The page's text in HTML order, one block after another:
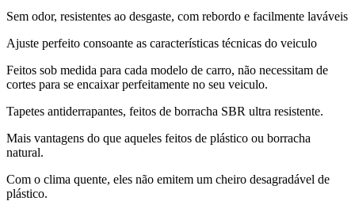
Sem odor, resistentes ao desgaste, com rebordo e facilmente laváveis
Ajuste perfeito consoante as características técnicas do veiculo
Feitos sob medida para cada modelo de carro, não necessitam de
cortes para se encaixar perfeitamente no seu veiculo.
Tapetes antiderrapantes, feitos de borracha SBR ultra resistente.
Mais vantagens do que aqueles feitos de plástico ou borracha
natural.
Com o clima quente, eles não emitem um cheiro desagradável de
plástico.